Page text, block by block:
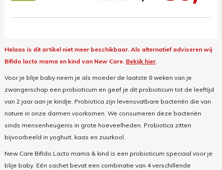
Helaas is dit artikel niet meer beschikbaar. Als alternatief adviseren wij
Bifido lacto mama en kind van New Care. Bekijk hier.
Voor je blije baby neem je als moeder de laatste 8 weken van je
zwangerschap een probioticum en geef je dit probioticum tot de leeftijd
van 2 jaar aan je kindje. Probiotica zijn levensvatbare bacteriën die van
nature in onze darmen voorkomen. We consumeren deze bacteriën
sinds mensenheugenis in grote hoeveelheden. Probiotica zitten
bijvoorbeeld in yoghurt, kaas en zuurkool.
New Care Bifido Lacto mama & kind is een probioticum speciaal voor je
blije baby. Eén sachet bevat een combinatie van 4 verschillende